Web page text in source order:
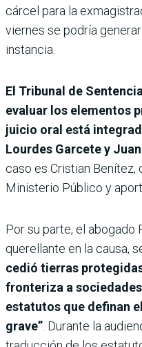
cárcel para la
viernes se podría
instancia.
El Tribunal de
evaluar los elementos
juicio oral está
Lourdes Garcete y
caso es Cristian Benítez,
Ministerio Público y
Por su parte, el abogado
querellante en la causa,
cedió tierras
fronteriza a
estatutos que definan
grave”. Durante la